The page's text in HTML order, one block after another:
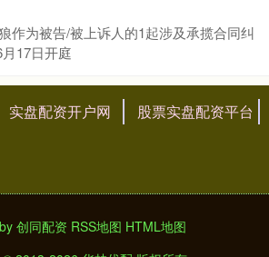
作为被告/被上诉人的1起涉及承揽合同纠
17日开庭
实盘配资开户网 股票实盘配资平台
创同配资 RSS地图 HTML地图